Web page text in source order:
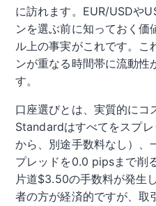
に訪れます。EUR/USDや
ンを選ぶ前に知っておく価
ル上の事実がこれです。こ
ンが重なる時間帯に流動性
す。
口座選びとは、実質的にコ
Standardはすべてをスプ
から、別途手数料なし）
プレッドを0.0 pipsまで削
片道$3.50の手数料が発生
者の方が経済的ですが、取